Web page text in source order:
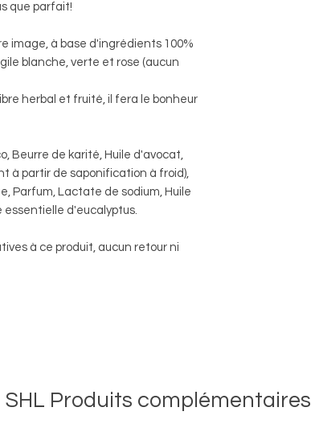
que parfait!
image, à base d'ingrédients 100%
blanche, verte et rose (aucun
herbal et fruité, il fera le bonheur
Beurre de karité, Huile d'avocat,
à partir de saponification à froid),
Parfum, Lactate de sodium, Huile
essentielle d'eucalyptus.
à ce produit, aucun retour ni
SHL Produits complémentaires